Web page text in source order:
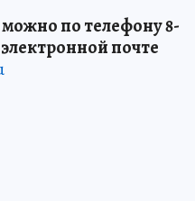
по телефону 8-
почте